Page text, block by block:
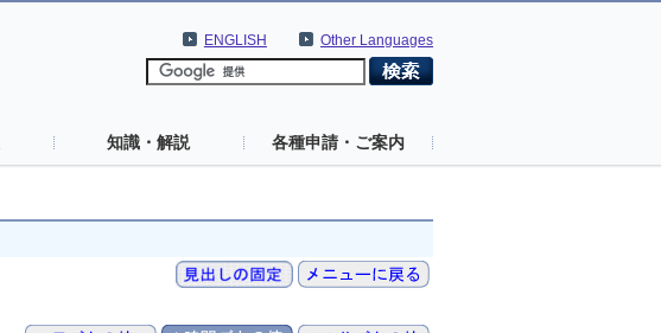
Other Languages
ENGLISH
知識・解説 各種申請・ご案内